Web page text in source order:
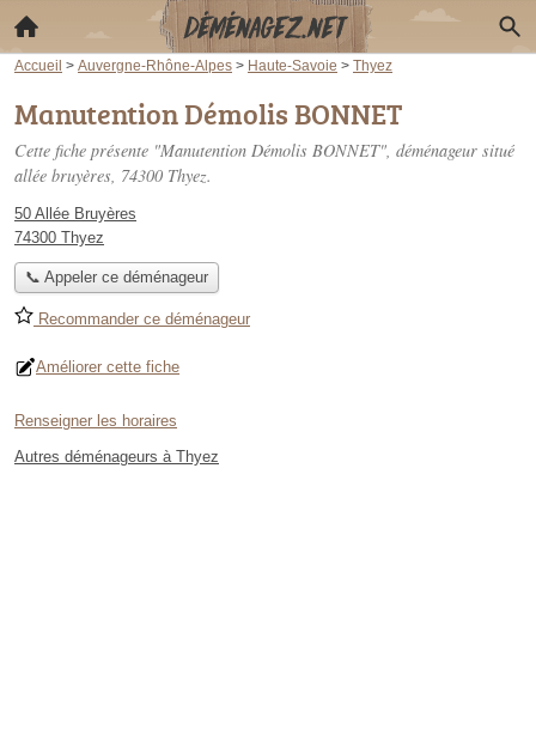
Accueil > Auvergne-Rhône-Alpes > Haute-Savoie > Thyez
Manutention Démolis BONNET
Cette fiche présente "Manutention Démolis BONNET", déménageur situé
allée bruyères, 74300 Thyez.
50 Allée Bruyères
74300 Thyez
📞 Appeler ce déménageur
Recommander ce déménageur
Améliorer cette fiche
Renseigner les horaires
Autres déménageurs à Thyez